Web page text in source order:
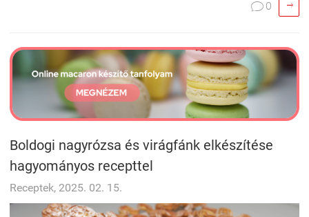
 0 
Boldogi nagyrózsa és virágfánk elkészítése
hagyományos recepttel
Receptek, 2025. 02. 15.